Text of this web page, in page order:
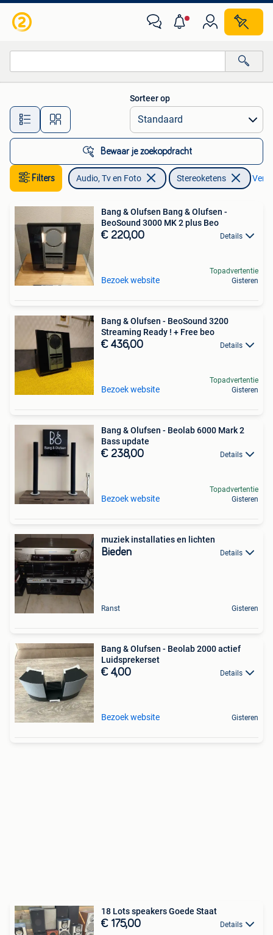
Alle afstanden…
Sorteer op
Bewaar je zoekopdracht
Filters Audio, Tv en Foto Stereoketens
Bang & Olufsen Bang & Olufsen -
BeoSound 3000 MK 2 plus Beo
€ 220,00 Details
Bezoek website
Topadvertentie
Gisteren
Bang & Olufsen - BeoSound 3200
Streaming Ready ! + Free beo
€ 436,00 Details
Bezoek website
Topadvertentie
Gisteren
Bang & Olufsen - Beolab 6000 Mark 2
Bass update
€ 238,00 Details
Bezoek website
Topadvertentie
Gisteren
muziek installaties en lichten
Bieden Details
Ranst Gisteren
Bang & Olufsen - Beolab 2000 actief
Luidsprekerset
€ 4,00 Details
Bezoek website Gisteren
18 Lots speakers Goede Staat
€ 175,00 Details